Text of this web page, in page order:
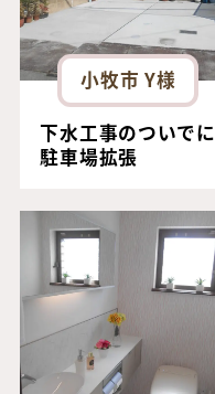
小牧市 Y様
下水工事のついでに
駐車場拡張